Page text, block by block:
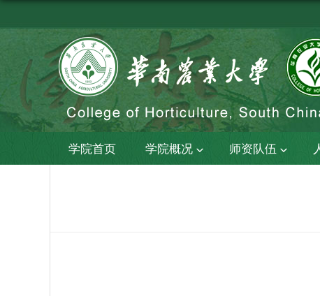
学院首页 学院概况 师资队伍